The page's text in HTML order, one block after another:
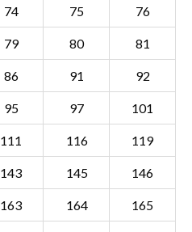
74 75 76
79 80 81
86 91 92
95 97 101
111 116 119
143 145 146
163 164 165
Details